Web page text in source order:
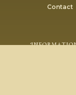
Contact
Inscrivez-